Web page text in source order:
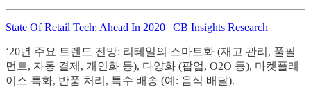
State Of Retail Tech: Ahead In 2020 | CB Insights Research
‘20년 주요 트렌드 전망: 리테일의 스마트화 (재고 관리, 풀필
먼트, 자동 결제, 개인화 등), 다양화 (팝업, O2O 등), 마켓플레
이스 특화, 반품 처리, 특수 배송 (예: 음식 배달).